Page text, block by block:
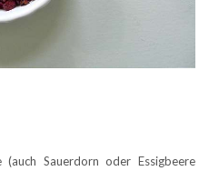
Sauerdorn oder Essigbeere